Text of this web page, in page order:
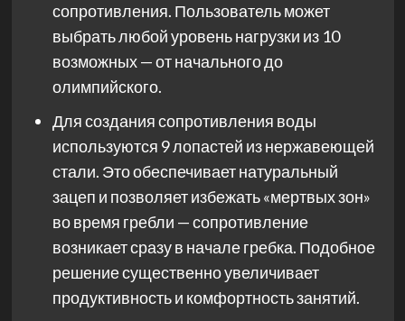
сопротивления. Пользователь может
выбрать любой уровень нагрузки из 10
возможных — от начального до
олимпийского.
Для создания сопротивления воды
используются 9 лопастей из нержавеющей
стали. Это обеспечивает натуральный
зацеп и позволяет избежать «мертвых зон»
во время гребли — сопротивление
возникает сразу в начале гребка. Подобное
решение существенно увеличивает
продуктивность и комфортность занятий.